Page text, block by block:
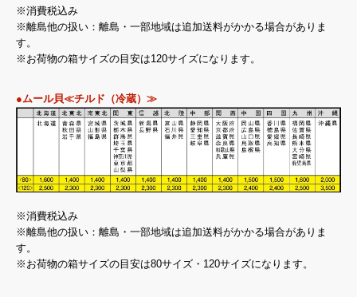
※消費税込み
※離島他の扱い：離島・一部地域は追加送料がかかる場合がありま
す。
※お荷物の箱サイズの目安は120サイズになります。
●ムール貝≪チルド（冷蔵）≫
※消費税込み
※離島他の扱い：離島・一部地域は追加送料がかかる場合がありま
す。
※お荷物の箱サイズの目安は80サイズ・120サイズになります。